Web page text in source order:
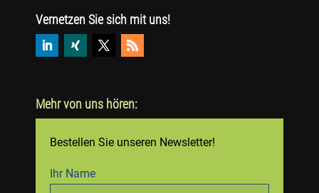
Vernetzen Sie sich mit uns!
Mehr von uns hören:
Bestellen Sie unseren Newsletter!
Ihr Name